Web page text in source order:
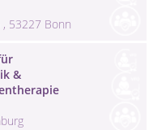
53227 Bonn
&